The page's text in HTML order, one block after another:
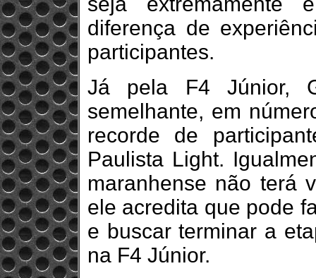
diferença de
participantes.
Já pela F4 Júnior,
semelhante, em
recorde de
Paulista Light.
maranhense não terá
ele acredita que pode
e buscar terminar a
na F4 Júnior.